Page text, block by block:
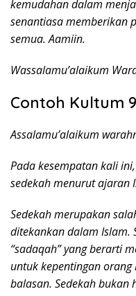
kemudahan dalam
senantiasa memberikan
semua. Aamiin.
Wassalamu’alaikum
Contoh Kultum 9
Assalamu’alaikum
Pada kesempatan kali
sedekah menurut ajaran
Sedekah merupakan
ditekankan dalam Islam.
“sadaqah” yang berarti
untuk kepentingan
balasan. Sedekah